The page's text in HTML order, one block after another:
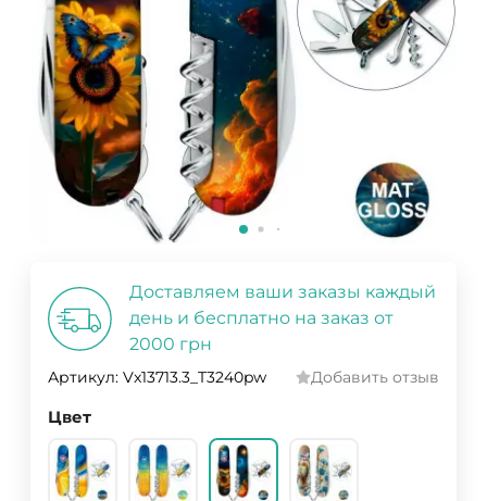
Доставляем ваши заказы каждый
день и бесплатно на заказ от
2000 грн
Артикул: Vx13713.3_T3240pw Добавить отзыв
Цвет